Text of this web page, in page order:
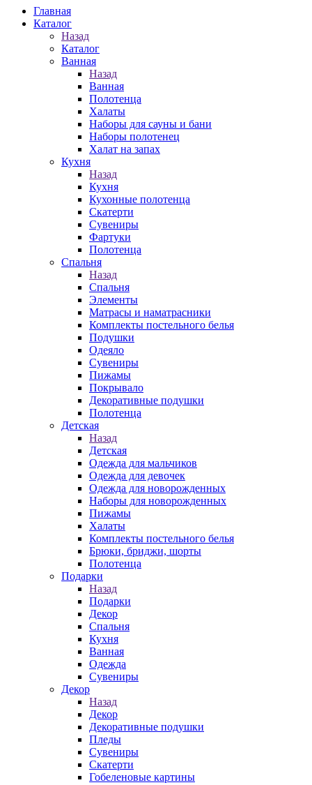
Главная
Каталог
Назад
Каталог
Ванная
Назад
Ванная
Полотенца
Халаты
Наборы для сауны и бани
Наборы полотенец
Халат на запах
Кухня
Назад
Кухня
Кухонные полотенца
Скатерти
Сувениры
Фартуки
Полотенца
Спальня
Назад
Спальня
Элементы
Матрасы и наматрасники
Комплекты постельного белья
Подушки
Одеяло
Сувениры
Пижамы
Покрывало
Декоративные подушки
Полотенца
Детская
Назад
Детская
Одежда для мальчиков
Одежда для девочек
Одежда для новорожденных
Наборы для новорожденных
Пижамы
Халаты
Комплекты постельного белья
Брюки, бриджи, шорты
Полотенца
Подарки
Назад
Подарки
Декор
Спальня
Кухня
Ванная
Одежда
Сувениры
Декор
Назад
Декор
Декоративные подушки
Пледы
Сувениры
Скатерти
Гобеленовые картины